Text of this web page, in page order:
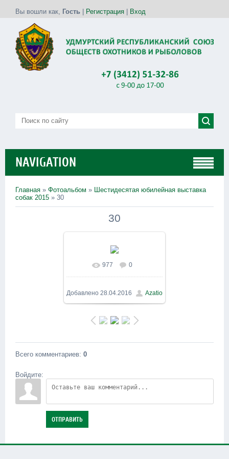
Вы вошли как, Гость Регистрация Вход
NAVIGATION
Главная » Фотоальбом » Шестидесятая юбилейная выставка
собак 2015 » 30
30
В реальном размере
600x800/ 325.9Kb
977 0
Добавлено 28.04.2016 Azatio
Всего комментариев: 0
Войдите:
ОТПРАВИТЬ